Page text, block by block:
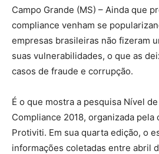
Campo Grande (MS) – Ainda que
compliance venham se
empresas brasileiras não fizeram
suas vulnerabilidades, o que as
casos de fraude e corrupção.
É o que mostra a pesquisa Nível
Compliance 2018, organizada
Protiviti. Em sua quarta edição, o
informações coletadas entre abril